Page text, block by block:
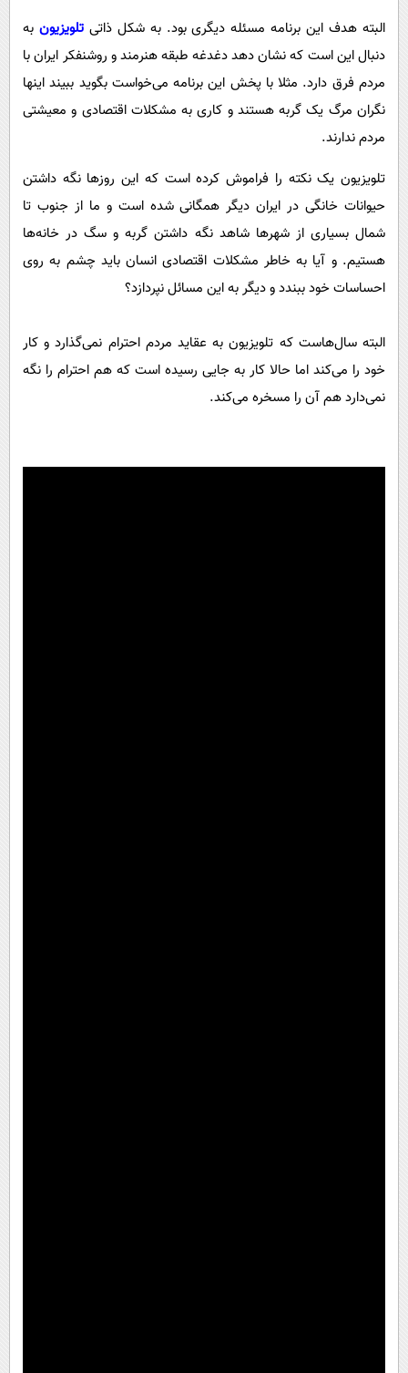
البته هدف این برنامه مسئله دیگری بود. به شکل ذاتیتلویزیون به
دنبال این است که نشان دهد دغدغه طبقه هنرمند و روشنفکر ایران با
مردم فرق دارد. مثلا با پخش این برنامه می‌خواست بگوید ببیند اینها
نگران مرگ یک گربه هستند و کاری به مشکلات اقتصادی و معیشتی
مردم ندارند.
تلویزیون یک نکته را فراموش کرده است که این روزها نگه داشتن
حیوانات خانگی در ایران دیگر همگانی شده است و ما از جنوب تا
شمال بسیاری از شهرها شاهد نگه داشتن گربه و سگ در خانه‌ها
هستیم. و آیا به خاطر مشکلات اقتصادی انسان باید چشم به روی
احساسات خود ببندد و دیگر به این مسائل نپردازد؟
البته سال‌هاست که تلویزیون به عقاید مردم احترام نمی‌گذارد و کار
خود را می‌کند اما حالا کار به جایی رسیده است که هم احترام را نگه
نمی‌دارد هم آن را مسخره می‌کند.